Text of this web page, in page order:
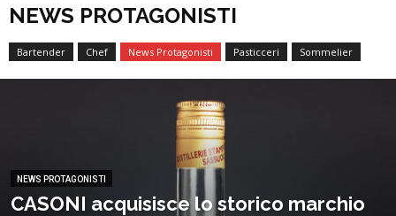
NEWS PROTAGONISTI
Bartender Chef News Protagonisti Pasticceri Sommelier
NEWS PROTAGONISTI
CASONI acquisisce lo storico marchio